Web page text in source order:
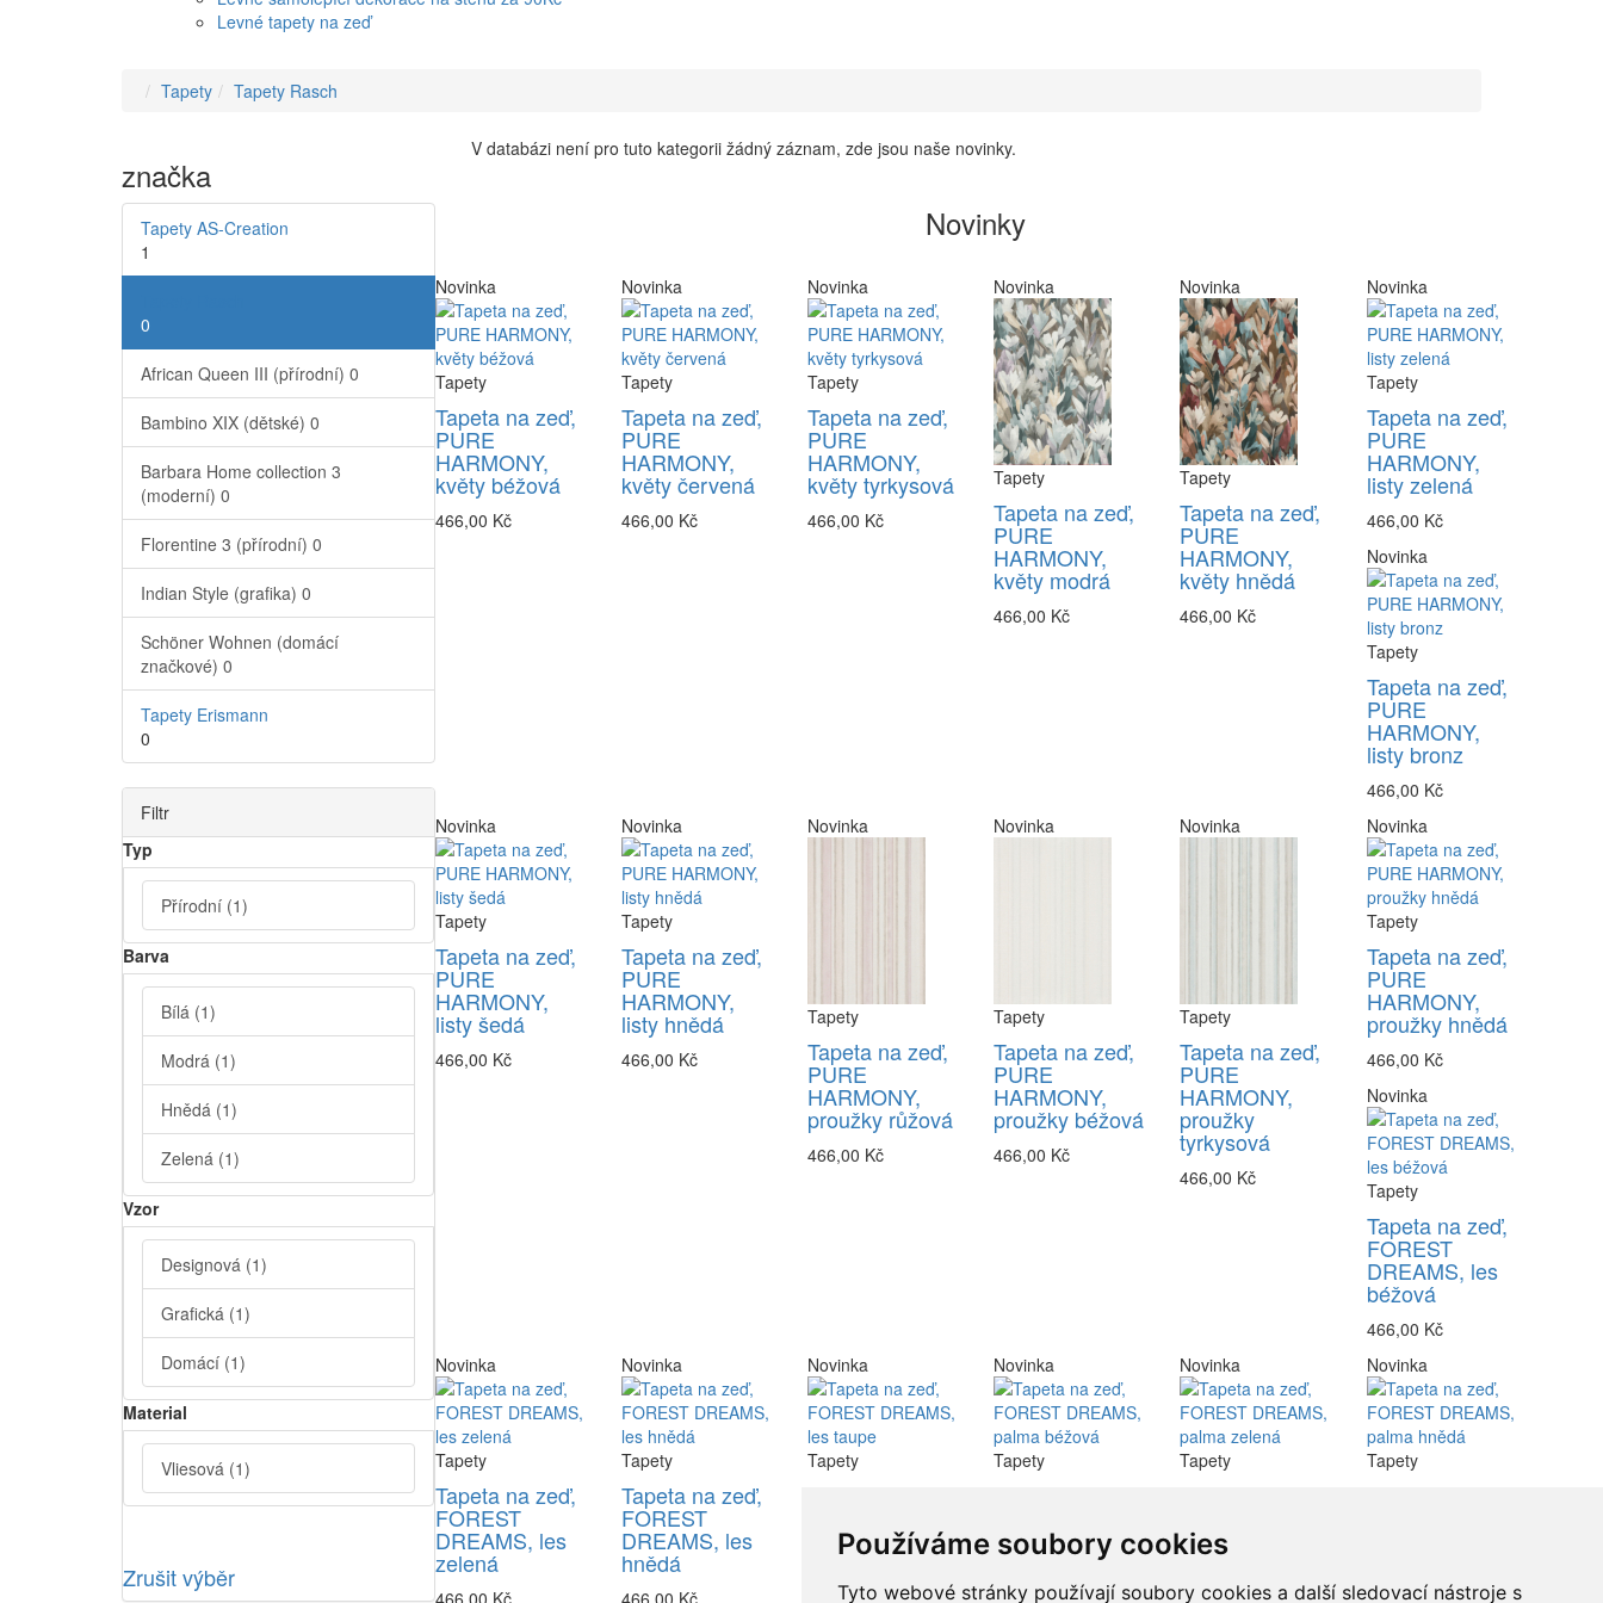
Používáme soubory cookies
Tyto webové stránky používají soubory cookies a další sledovací nástroje s
Levné tapety na zeď
Tapety Tapety Rasch
značka
Tapety AS-Creation
1
0
African Queen III (přírodní) 0
Bambino XIX (dětské) 0
Barbara Home collection 3
(moderní) 0
Florentine 3 (přírodní) 0
Indian Style (grafika) 0
Schöner Wohnen (domácí
značkové) 0
Tapety Erismann
0
Filtr
Typ
Přírodní (1)
Barva
Bílá (1)
Modrá (1)
Hnědá (1)
Zelená (1)
Vzor
Designová (1)
Grafická (1)
Domácí (1)
Material
Vliesová (1)
Zrušit výběr
V databázi není pro tuto kategorii žádný záznam, zde jsou naše novinky.
Novinky
Novinka
Tapety
Tapeta na zeď,
PURE
HARMONY,
květy béžová
466,00 Kč
Novinka
Tapety
Tapeta na zeď,
PURE
HARMONY,
květy červená
466,00 Kč
Novinka
Tapety
Tapeta na zeď,
PURE
HARMONY,
květy tyrkysová
466,00 Kč
Novinka
Tapety
Tapeta na zeď,
PURE
HARMONY,
květy modrá
466,00 Kč
Novinka
Tapety
Tapeta na zeď,
PURE
HARMONY,
květy hnědá
466,00 Kč
Novinka
Tapety
Tapeta na zeď,
PURE
HARMONY,
listy zelená
466,00 Kč
Novinka
Tapety
Tapeta na zeď,
PURE
HARMONY,
listy bronz
466,00 Kč
Novinka
Tapety
Tapeta na zeď,
PURE
HARMONY,
listy šedá
466,00 Kč
Novinka
Tapety
Tapeta na zeď,
PURE
HARMONY,
listy hnědá
466,00 Kč
Novinka
Tapety
Tapeta na zeď,
PURE
HARMONY,
proužky růžová
466,00 Kč
Novinka
Tapety
Tapeta na zeď,
PURE
HARMONY,
proužky béžová
466,00 Kč
Novinka
Tapety
Tapeta na zeď,
PURE
HARMONY,
proužky
tyrkysová
466,00 Kč
Novinka
Tapety
Tapeta na zeď,
PURE
HARMONY,
proužky hnědá
466,00 Kč
Novinka
Tapety
Tapeta na zeď,
FOREST
DREAMS, les
béžová
466,00 Kč
Novinka
Tapety
Tapeta na zeď,
FOREST
DREAMS, les
zelená
466,00 Kč
Novinka
Tapety
Tapeta na zeď,
FOREST
DREAMS, les
hnědá
466,00 Kč
Novinka
Tapety
DREAMS, les
taupe
466,00 Kč
Novinka
Tapety
DREAMS,
palma béžová
466,00 Kč
Novinka
Tapety
DREAMS,
palma zelená
466,00 Kč
Novinka
Tapety
466,00 Kč